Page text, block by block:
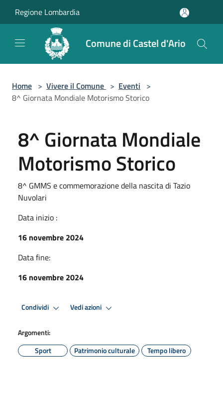
Regione Lombardia
Comune di Castel d'Ario
Home > Vivere il Comune > Eventi >
8^ Giornata Mondiale Motorismo Storico
8^ Giornata Mondiale
Motorismo Storico
8^ GMMS e commemorazione della nascita di Tazio
Nuvolari
Data inizio :
16 novembre 2024
Data fine:
16 novembre 2024
Condividi Vedi azioni
Argomenti:
Sport
Patrimonio culturale Tempo libero